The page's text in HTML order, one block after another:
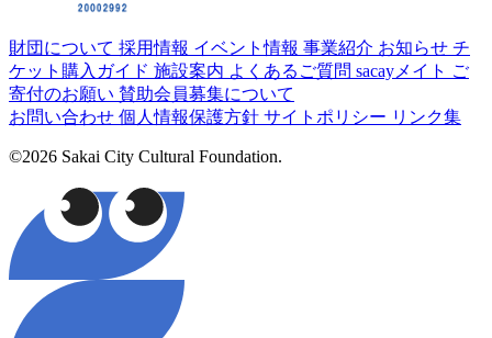
財団について 採用情報 イベント情報 事業紹介 お知らせ チ
ケット購入ガイド 施設案内 よくあるご質問 sacayメイト ご
寄付のお願い 賛助会員募集について
お問い合わせ 個人情報保護方針 サイトポリシー リンク集
©2026 Sakai City Cultural Foundation.